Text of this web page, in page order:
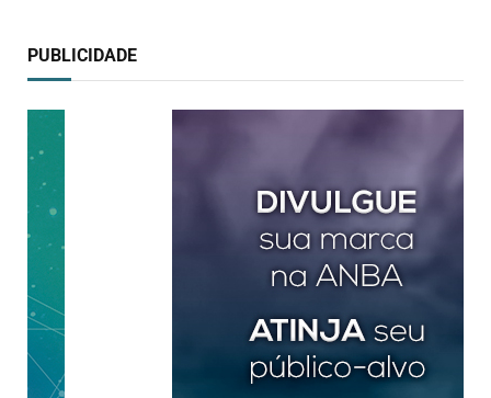
PUBLICIDADE